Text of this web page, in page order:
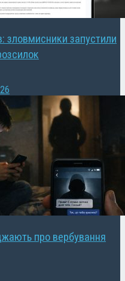
зловмисники запустили
про вербування